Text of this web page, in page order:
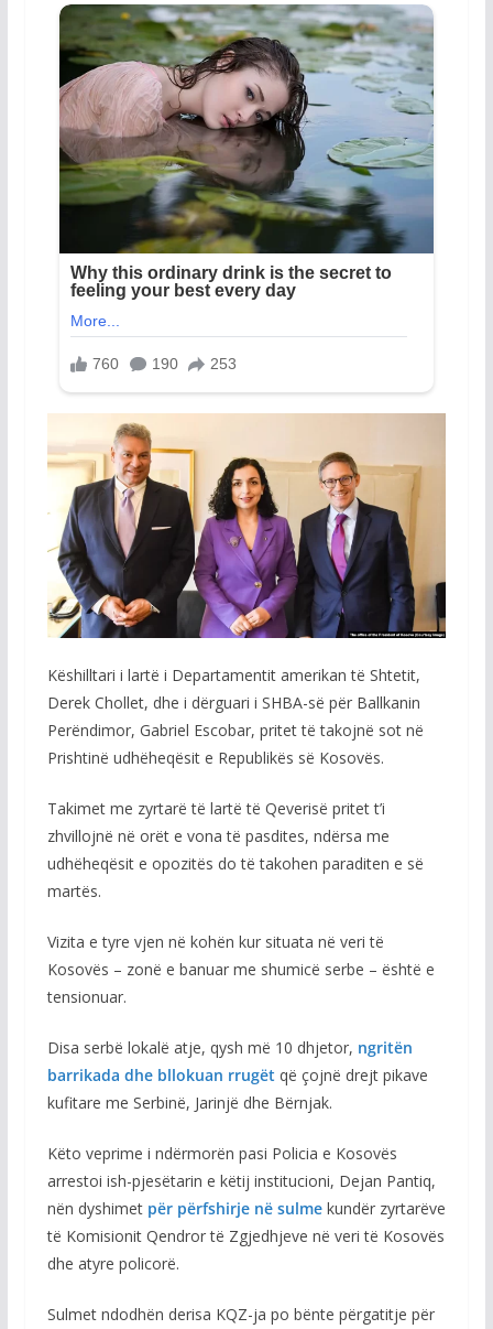
Këshilltari i lartë i Departamentit amerikan të Shtetit,
Derek Chollet, dhe i dërguari i SHBA-së për Ballkanin
Perëndimor, Gabriel Escobar, pritet të takojnë sot në
Prishtinë udhëheqësit e Republikës së Kosovës.
Takimet me zyrtarë të lartë të Qeverisë pritet t’i
zhvillojnë në orët e vona të pasdites, ndërsa me
udhëheqësit e opozitës do të takohen paraditen e së
martës.
Vizita e tyre vjen në kohën kur situata në veri të
Kosovës – zonë e banuar me shumicë serbe – është e
tensionuar.
Disa serbë lokalë atje, qysh më 10 dhjetor, ngritën
barrikada dhe bllokuan rrugët që çojnë drejt pikave
kufitare me Serbinë, Jarinjë dhe Bërnjak.
Këto veprime i ndërmorën pasi Policia e Kosovës
arrestoi ish-pjesëtarin e këtij institucioni, Dejan Pantiq,
nën dyshimet për përfshirje në sulmekundër zyrtarëve
të Komisionit Qendror të Zgjedhjeve në veri të Kosovës
dhe atyre policorë.
Sulmet ndodhën derisa KQZ-ja po bënte përgatitje për